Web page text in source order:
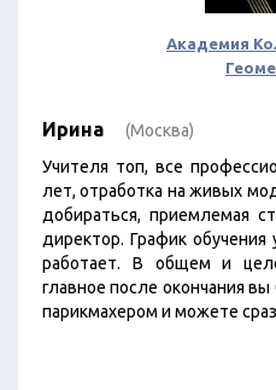
Академия
Ирина (Москва)
Учителя топ, все
лет, отработка на живых
добираться, приемлемая
директор. График
работает. В общем и
главное после окончания
парикмахером и можете